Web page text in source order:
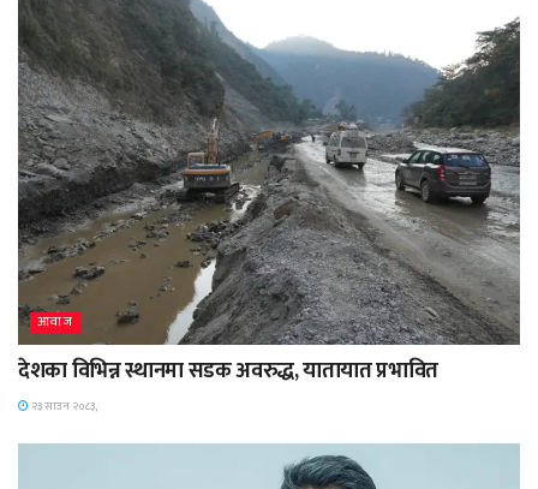
आवाज
देशका विभिन्न स्थानमा सडक अवरुद्ध, यातायात प्रभावित
२३ साउन २०८३,